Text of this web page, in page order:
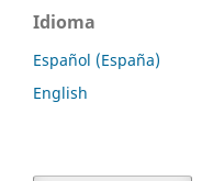
Idioma
Español (España)
English